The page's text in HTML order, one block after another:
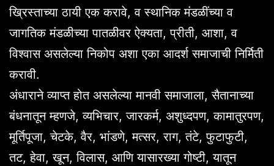
ख्रिस्ताच्या ठायी एक करावे, व स्थानिक मंडळींच्या व
जागतिक मंडळीच्या पातळीवर ऐक्यता, प्रीती, आशा, व
विश्वास असलेल्या निकोप अशा एका आदर्श समाजाची निर्मिती
करावी.
अंधाराने व्याप्त होत असलेल्या मानवी समाजाला, सैतानाच्या
बंधनातून म्हणजे, व्यभिचार, जारकर्म, अशुध्दपण, कामातुरपण,
मूर्तिपूजा, चेटके, वैर, भांडणे, मत्सर, राग, तंटे, फुटाफुटी,
तट, हेवा, खून, विलास, आणि यासारख्या गोष्टी, यातून